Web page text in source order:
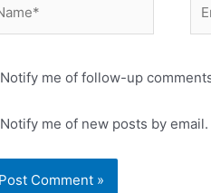
Notify me of follow-up
Notify me of new posts by email.